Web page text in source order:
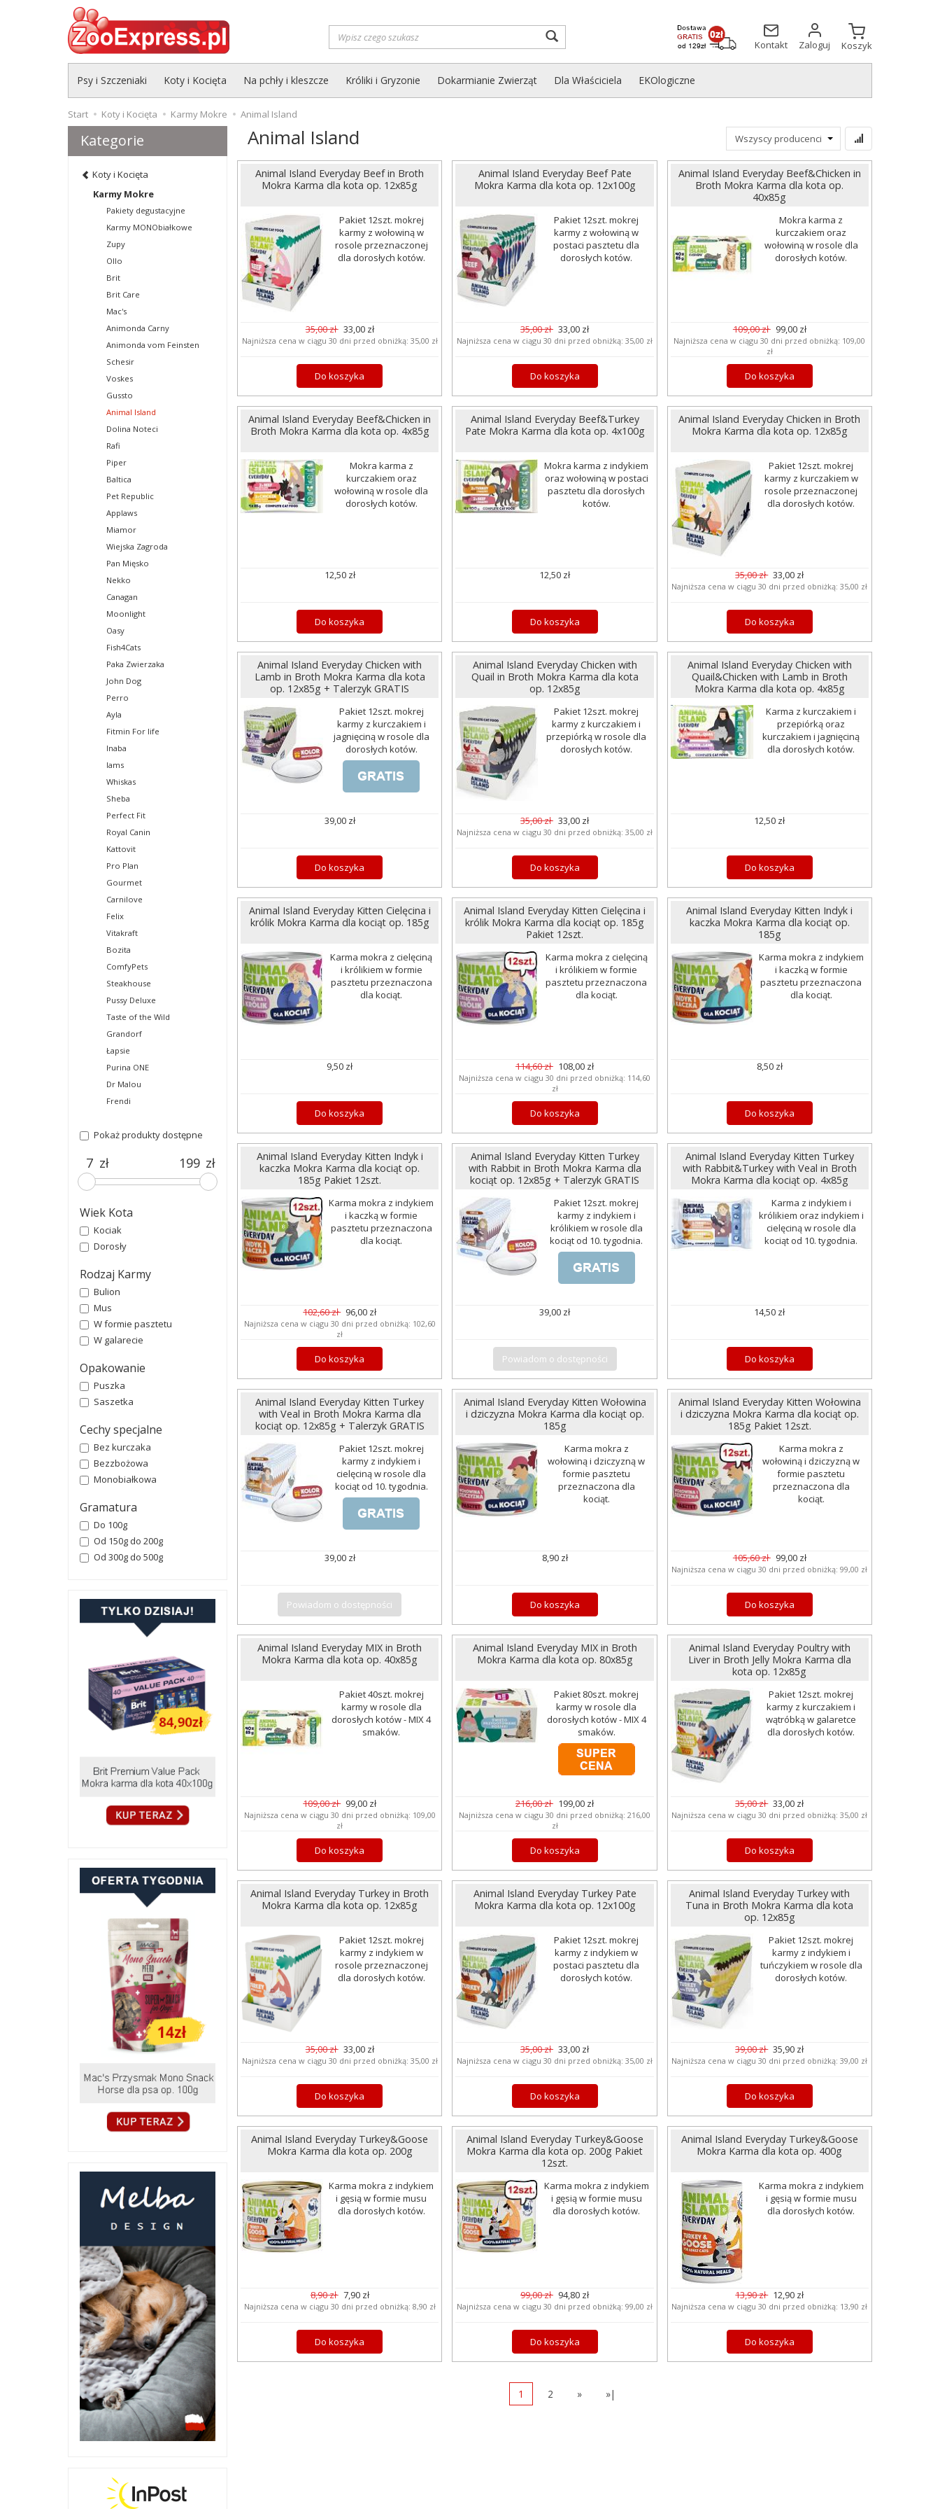
Kontakt
Zaloguj Koszyk
Psy i Szczeniaki Koty i Kocięta Na pchły i kleszcze Króliki i Gryzonie Dokarmianie Zwierząt Dla Właściciela EKOlogiczne
Start Koty i Kocięta Karmy Mokre Animal Island
Animal Island
Animal Island Everyday Beef in Broth
Mokra Karma dla kota op. 12x85g
Pakiet 12szt. mokrej
karmy z wołowiną w
rosole przeznaczonej
dla dorosłych kotów.
35,00 zł 33,00 zł
Najniższa cena w ciągu 30 dni przed obniżką: 35,00 zł
Do koszyka
Animal Island Everyday Beef Pate
Mokra Karma dla kota op. 12x100g
Pakiet 12szt. mokrej
karmy z wołowiną w
postaci pasztetu dla
dorosłych kotów.
35,00 zł 33,00 zł
Najniższa cena w ciągu 30 dni przed obniżką:35,00 zł
Do koszyka
Animal Island Everyday Beef&Chicken in
Broth Mokra Karma dla kota op.
40x85g
Mokra karma z
kurczakiem oraz
wołowiną w rosole dla
dorosłych kotów.
109,00 zł 99,00 zł
Najniższa cena w ciągu 30 dni przed obniżką: 109,00
zł
Do koszyka
Animal Island Everyday Beef&Chicken in
Broth Mokra Karma dla kota op. 4x85g
Mokra karma z
kurczakiem oraz
wołowiną w rosole dla
dorosłych kotów.
12,50 zł
Do koszyka
Animal Island Everyday Beef&Turkey
Pate Mokra Karma dla kota op. 4x100g
Mokra karma z indykiem
oraz wołowiną w postaci
pasztetu dla dorosłych
kotów.
12,50 zł
Do koszyka
Animal Island Everyday Chicken in Broth
Mokra Karma dla kota op. 12x85g
Pakiet 12szt. mokrej
karmy z kurczakiem w
rosole przeznaczonej
dla dorosłych kotów.
35,00 zł 33,00 zł
Najniższa cena w ciągu 30 dni przed obniżką:35,00 zł
Do koszyka
Animal Island Everyday Chicken with
Lamb in Broth Mokra Karma dla kota
op. 12x85g + Talerzyk GRATIS
Pakiet 12szt. mokrej
karmy z kurczakiem i
jagnięciną w rosole dla
dorosłych kotów.
39,00 zł
Do koszyka
Animal Island Everyday Chicken with
Quail in Broth Mokra Karma dla kota
op. 12x85g
Pakiet 12szt. mokrej
karmy z kurczakiem i
przepiórką w rosole dla
dorosłych kotów.
35,00 zł 33,00 zł
Najniższa cena w ciągu 30 dni przed obniżką:35,00 zł
Do koszyka
Animal Island Everyday Chicken with
Quail&Chicken with Lamb in Broth
Mokra Karma dla kota op. 4x85g
Karma z kurczakiem i
przepiórką oraz
kurczakiem i jagnięciną
dla dorosłych kotów.
12,50 zł
Do koszyka
Animal Island Everyday Kitten Cielęcina i
królik Mokra Karma dla kociąt op. 185g
Karma mokra z cielęciną
i królikiem w formie
pasztetu przeznaczona
dla kociąt.
9,50 zł
Do koszyka
Animal Island Everyday Kitten Cielęcina i
królik Mokra Karma dla kociąt op. 185g
Pakiet 12szt.
Karma mokra z cielęciną
i królikiem w formie
pasztetu przeznaczona
dla kociąt.
114,60 zł 108,00 zł
Najniższa cena w ciągu 30 dni przed obniżką: 114,60
zł
Do koszyka
Animal Island Everyday Kitten Indyk i
kaczka Mokra Karma dla kociąt op.
185g
Karma mokra z indykiem
i kaczką w formie
pasztetu przeznaczona
dla kociąt.
8,50 zł
Do koszyka
Animal Island Everyday Kitten Indyk i
kaczka Mokra Karma dla kociąt op.
185g Pakiet 12szt.
Karma mokra z indykiem
i kaczką w formie
pasztetu przeznaczona
dla kociąt.
102,60 zł 96,00 zł
Najniższa cena w ciągu 30 dni przed obniżką: 102,60
zł
Do koszyka
Animal Island Everyday Kitten Turkey
with Rabbit in Broth Mokra Karma dla
kociąt op. 12x85g + Talerzyk GRATIS
Pakiet 12szt. mokrej
karmy z indykiem i
królikiem w rosole dla
kociąt od 10. tygodnia.
39,00 zł
Powiadom o dostępności
Animal Island Everyday Kitten Turkey
with Rabbit&Turkey with Veal in Broth
Mokra Karma dla kociąt op. 4x85g
Karma z indykiem i
królikiem oraz indykiem i
cielęciną w rosole dla
kociąt od 10. tygodnia.
14,50 zł
Do koszyka
Animal Island Everyday Kitten Turkey
with Veal in Broth Mokra Karma dla
kociąt op. 12x85g + Talerzyk GRATIS
Pakiet 12szt. mokrej
karmy z indykiem i
cielęciną w rosole dla
kociąt od 10. tygodnia.
39,00 zł
Powiadom o dostępności
Animal Island Everyday Kitten Wołowina
i dziczyzna Mokra Karma dla kociąt op.
185g
Karma mokra z
wołowiną i dziczyzną w
formie pasztetu
przeznaczona dla
kociąt.
8,90 zł
Do koszyka
Animal Island Everyday Kitten Wołowina
i dziczyzna Mokra Karma dla kociąt op.
185g Pakiet 12szt.
Karma mokra z
wołowiną i dziczyzną w
formie pasztetu
przeznaczona dla
kociąt.
105,60 zł 99,00 zł
Najniższa cena w ciągu 30 dni przed obniżką:99,00 zł
Do koszyka
Animal Island Everyday MIX in Broth
Mokra Karma dla kota op. 40x85g
Pakiet 40szt. mokrej
karmy w rosole dla
dorosłych kotów - MIX 4
smaków.
109,00 zł 99,00 zł
Najniższa cena w ciągu 30 dni przed obniżką: 109,00
zł
Do koszyka
Animal Island Everyday MIX in Broth
Mokra Karma dla kota op. 80x85g
Pakiet 80szt. mokrej
karmy w rosole dla
dorosłych kotów - MIX 4
smaków.
216,00 zł 199,00 zł
Najniższa cena w ciągu 30 dni przed obniżką:216,00
zł
Do koszyka
Animal Island Everyday Poultry with
Liver in Broth Jelly Mokra Karma dla
kota op. 12x85g
Pakiet 12szt. mokrej
karmy z kurczakiem i
wątróbką w galaretce
dla dorosłych kotów.
35,00 zł 33,00 zł
Najniższa cena w ciągu 30 dni przed obniżką:35,00 zł
Do koszyka
Animal Island Everyday Turkey in Broth
Mokra Karma dla kota op. 12x85g
Pakiet 12szt. mokrej
karmy z indykiem w
rosole przeznaczonej
dla dorosłych kotów.
35,00 zł 33,00 zł
Najniższa cena w ciągu 30 dni przed obniżką: 35,00 zł
Do koszyka
Animal Island Everyday Turkey Pate
Mokra Karma dla kota op. 12x100g
Pakiet 12szt. mokrej
karmy z indykiem w
postaci pasztetu dla
dorosłych kotów.
35,00 zł 33,00 zł
Najniższa cena w ciągu 30 dni przed obniżką:35,00 zł
Do koszyka
Animal Island Everyday Turkey with
Tuna in Broth Mokra Karma dla kota
op. 12x85g
Pakiet 12szt. mokrej
karmy z indykiem i
tuńczykiem w rosole dla
dorosłych kotów.
39,00 zł 35,90 zł
Najniższa cena w ciągu 30 dni przed obniżką:39,00 zł
Do koszyka
Animal Island Everyday Turkey&Goose
Mokra Karma dla kota op. 200g
Karma mokra z indykiem
i gęsią w formie musu
dla dorosłych kotów.
8,90 zł 7,90 zł
Najniższa cena w ciągu 30 dni przed obniżką: 8,90 zł
Do koszyka
Animal Island Everyday Turkey&Goose
Mokra Karma dla kota op. 200g Pakiet
12szt.
Karma mokra z indykiem
i gęsią w formie musu
dla dorosłych kotów.
99,00 zł 94,80 zł
Najniższa cena w ciągu 30 dni przed obniżką:99,00 zł
Do koszyka
Animal Island Everyday Turkey&Goose
Mokra Karma dla kota op. 400g
Karma mokra z indykiem
i gęsią w formie musu
dla dorosłych kotów.
13,90 zł 12,90 zł
Najniższa cena w ciągu 30 dni przed obniżką: 13,90 zł
Do koszyka
1 2 » »|
Kategorie
Koty i Kocięta
Karmy Mokre
Pakiety degustacyjne
Karmy MONObiałkowe
Zupy
Ollo
Brit
Brit Care
Mac's
Animonda Carny
Animonda vom Feinsten
Schesir
Voskes
Gussto
Animal Island
Dolina Noteci
Rafi
Piper
Baltica
Pet Republic
Applaws
Miamor
Wiejska Zagroda
Pan Mięsko
Nekko
Canagan
Moonlight
Oasy
Fish4Cats
Paka Zwierzaka
John Dog
Perro
Ayla
Fitmin For life
Inaba
Iams
Whiskas
Sheba
Perfect Fit
Royal Canin
Kattovit
Pro Plan
Gourmet
Carnilove
Felix
Vitakraft
Bozita
ComfyPets
Steakhouse
Pussy Deluxe
Taste of the Wild
Grandorf
Łapsie
Purina ONE
Dr Malou
Frendi
Pokaż produkty dostępne
zł zł
Wiek Kota
Kociak
Dorosły
Rodzaj Karmy
Bulion
Mus
W formie pasztetu
W galarecie
Opakowanie
Puszka
Saszetka
Cechy specjalne
Bez kurczaka
Bezzbożowa
Monobiałkowa
Gramatura
Do 100g
Od 150g do 200g
Od 300g do 500g